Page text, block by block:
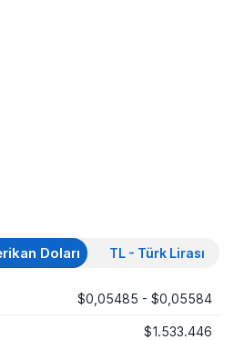
Doları TL - Türk Lirası
$0,05485 - $0,05584
$1.533.446